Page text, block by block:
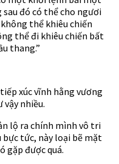
đó có thể cho ngươi
thể khiêu chiến
thể đi khiêu chiến bất
thang.”
xúc vĩnh hằng vương
nhiều.
lộ ra chính mình vô tri
tức, này loại bẽ mặt
gặp được quá.